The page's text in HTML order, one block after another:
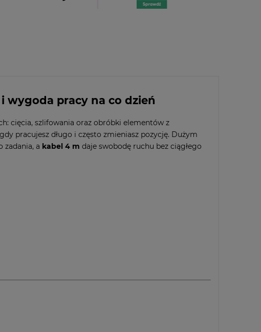
wygoda pracy na co dzień
cięcia, szlifowania oraz obróbki elementów z
pracujesz długo i często zmieniasz pozycję. Dużym
zadania, a kabel 4 m daje swobodę ruchu bez ciągłego